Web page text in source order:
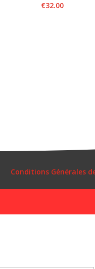
€32.00
Conditions Générales